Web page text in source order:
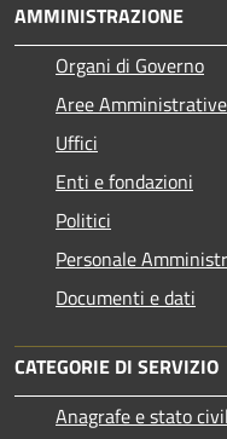
AMMINISTRAZIONE
Organi di Governo
Aree Amministrative
Uffici
Enti e fondazioni
Politici
Personale
Documenti e dati
CATEGORIE DI SERVIZIO
Anagrafe e stato